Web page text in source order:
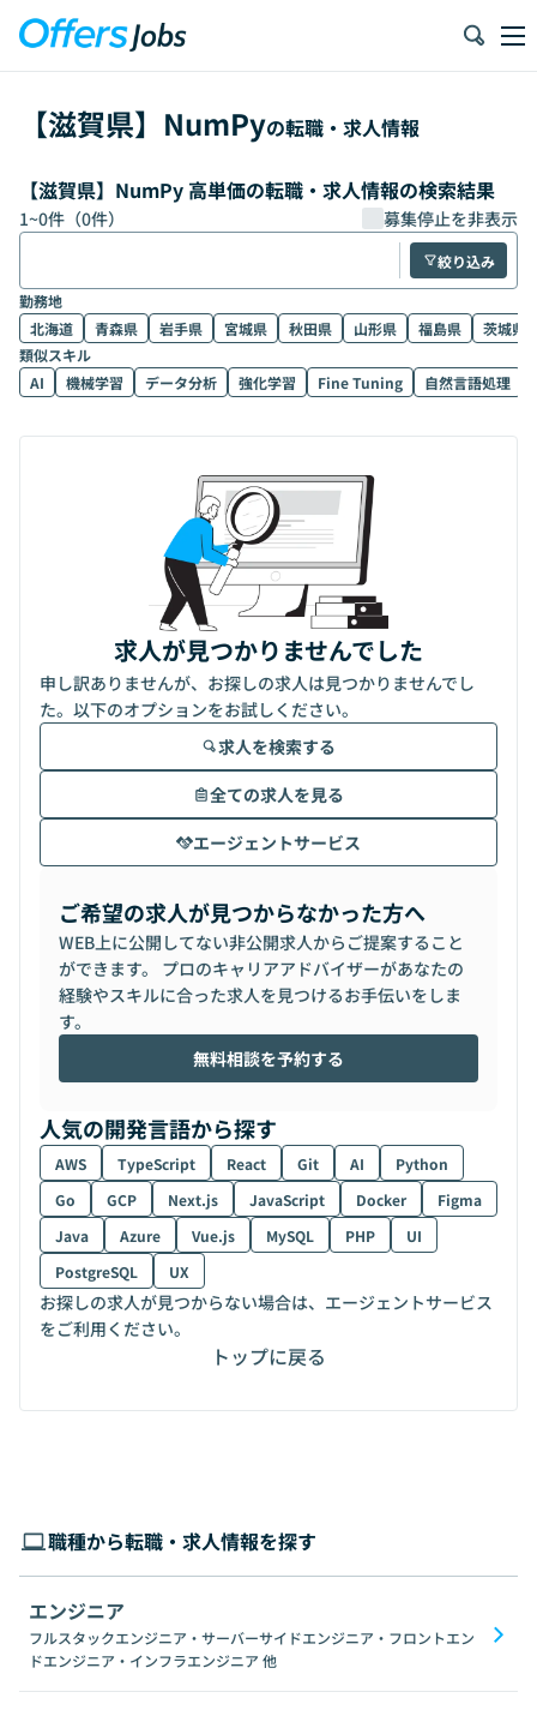
【滋賀県】 NumPyの転職・求人情報
【滋賀県】NumPy 高単価の転職・求人情報の検索結果
1~0件（0件） 募集停止を非表示
絞り込み
勤務地
北海道
青森県 岩手県 宮城県 秋田県 山形県 福島県
茨城県
類似スキル
AI
機械学習 データ分析 強化学習 Fine Tuning 自然言語処理
求人が見つかりませんでした
申し訳ありませんが、お探しの求人は見つかりませんでし
た。以下のオプションをお試しください。
求人を検索する
全ての求人を見る
エージェントサービス
ご希望の求人が見つからなかった方へ
WEB上に公開してない非公開求人からご提案すること
ができます。 プロのキャリアアドバイザーがあなたの
経験やスキルに合った求人を見つけるお手伝いをしま
す。
無料相談を予約する
人気の開発言語から探す
AWS TypeScript React Git AI
Python
Go
GCP Next.js JavaScript Docker
Figma
Java
Azure Vue.js MySQL PHP
UI
PostgreSQL
UX
お探しの求人が見つからない場合は、エージェントサービス
をご利用ください。
トップに戻る
職種から転職・求人情報を探す
エンジニア
フルスタックエンジニア・サーバーサイドエンジニア・フロントエン
ドエンジニア・インフラエンジニア 他